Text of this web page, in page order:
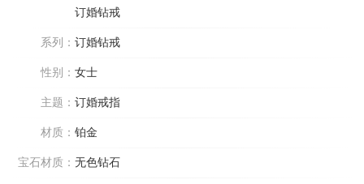
订婚钻戒
系列： 订婚钻戒
性别： 女士
主题： 订婚戒指
材质： 铂金
宝石材质： 无色钻石